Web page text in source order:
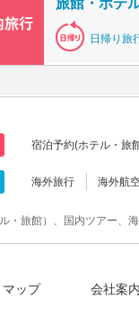
日帰り旅
宿泊予約(ホテル・旅
海外旅行 海外航
・旅館）、国内ツアー、
ップ 会社案内